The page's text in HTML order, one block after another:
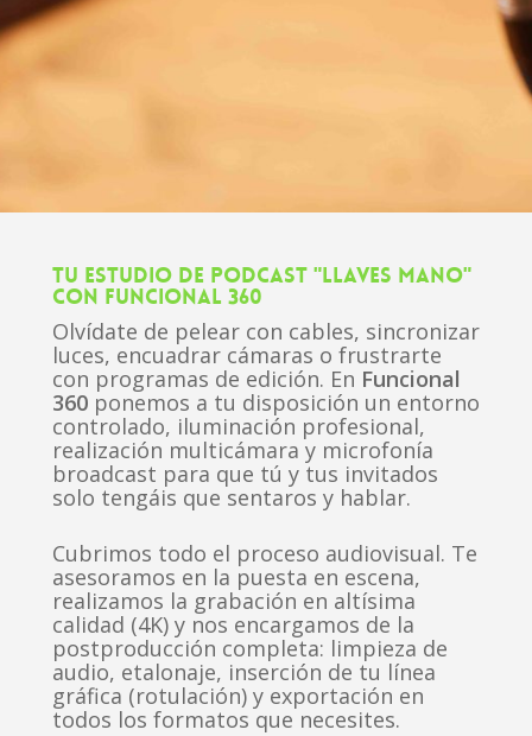
TU ESTUDIO DE PODCAST "LLAVES MANO"
CON FUNCIONAL 360
Olvídate de pelear con cables, sincronizar
luces, encuadrar cámaras o frustrarte
con programas de edición. En Funcional
360ponemos a tu disposición un entorno
controlado, iluminación profesional,
realización multicámara y microfonía
broadcast para que tú y tus invitados
solo tengáis que sentaros y hablar.
Cubrimos todo el proceso audiovisual. Te
asesoramos en la puesta en escena,
realizamos la grabación en altísima
calidad (4K) y nos encargamos de la
postproducción completa: limpieza de
audio, etalonaje, inserción de tu línea
gráfica (rotulación) y exportación en
todos los formatos que necesites.